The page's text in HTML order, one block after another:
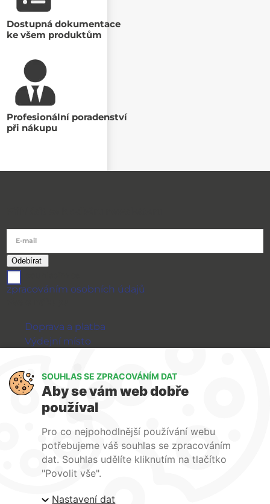
Dostupná dokumentace
ke všem produktům
Profesionální poradenství
při nákupu
E-mail
zpracováním osobních údajů
Doprava a platba
Výdejní místo
GDPR
WIRPO s.r.o.
Obchodní podmínky
O nás
Kontakty
Firemní web
SOUHLAS SE ZPRACOVÁNÍM DAT
Aby se vám web dobře
používal
Pro co nejpohodlnější používání webu
potřebujeme váš souhlas se zpracováním
dat. Souhlas udělíte kliknutím na tlačítko
"Povolit vše".
Nastavení dat